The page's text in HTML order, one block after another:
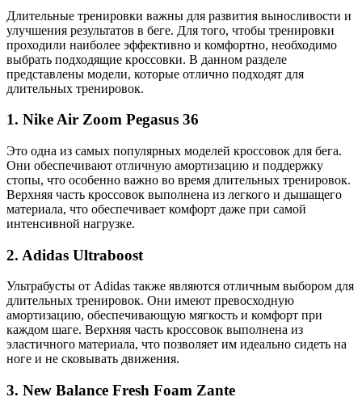
Длительные тренировки важны для развития выносливости и
улучшения результатов в беге. Для того, чтобы тренировки
проходили наиболее эффективно и комфортно, необходимо
выбрать подходящие кроссовки. В данном разделе
представлены модели, которые отлично подходят для
длительных тренировок.
1. Nike Air Zoom Pegasus 36
Это одна из самых популярных моделей кроссовок для бега.
Они обеспечивают отличную амортизацию и поддержку
стопы, что особенно важно во время длительных тренировок.
Верхняя часть кроссовок выполнена из легкого и дышащего
материала, что обеспечивает комфорт даже при самой
интенсивной нагрузке.
2. Adidas Ultraboost
Ультрабусты от Adidas также являются отличным выбором для
длительных тренировок. Они имеют превосходную
амортизацию, обеспечивающую мягкость и комфорт при
каждом шаге. Верхняя часть кроссовок выполнена из
эластичного материала, что позволяет им идеально сидеть на
ноге и не сковывать движения.
3. New Balance Fresh Foam Zante